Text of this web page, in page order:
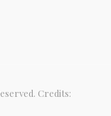
Credits: